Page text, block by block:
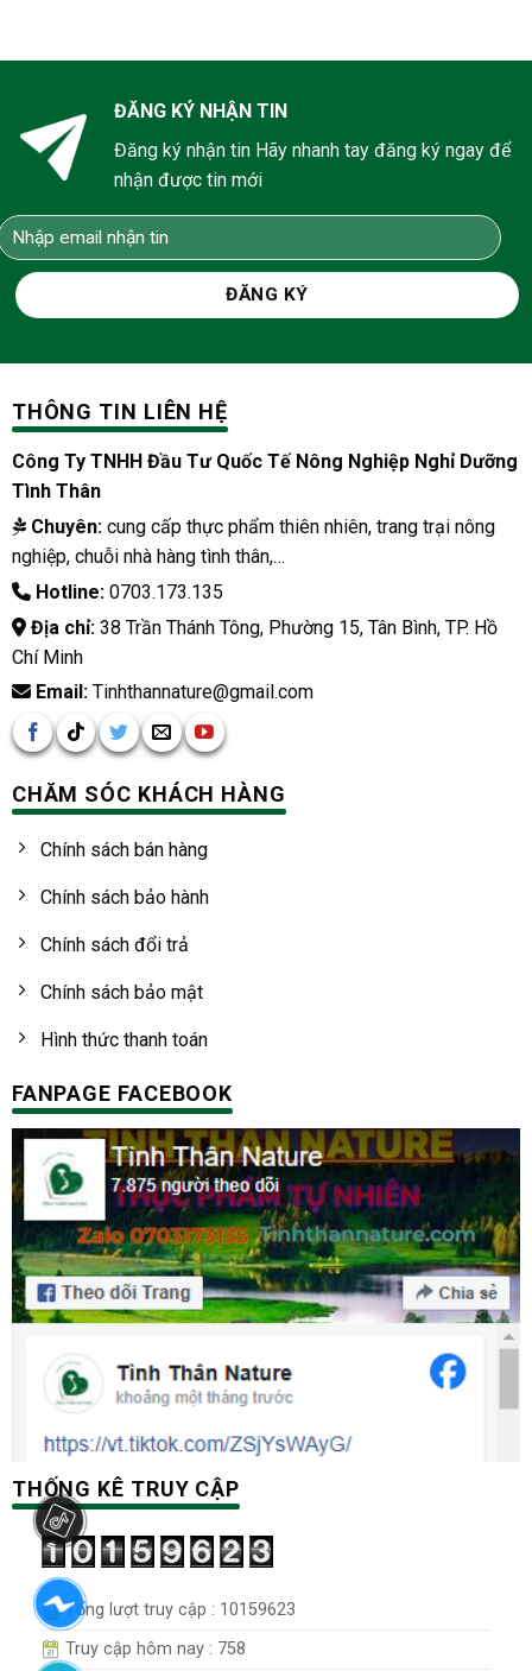
ĐĂNG KÝ NHẬN TIN
Đăng ký nhận tin Hãy nhanh tay đăng ký ngay để
nhận được tin mới
THÔNG TIN LIÊN HỆ
Công Ty TNHH Đầu Tư Quốc Tế Nông Nghiệp Nghỉ Dưỡng
Tình Thân
Chuyên:cung cấp thực phẩm thiên nhiên, trang trại nông
nghiệp, chuỗi nhà hàng tình thân,…
Hotline:0703.173.135
Địa chỉ:38 Trần Thánh Tông, Phường 15, Tân Bình, TP. Hồ
Chí Minh
Email:Tinhthannature@gmail.com
CHĂM SÓC KHÁCH HÀNG
Chính sách bán hàng
Chính sách bảo hành
Chính sách đổi trả
Chính sách bảo mật
Hình thức thanh toán
FANPAGE FACEBOOK
THỐNG KÊ TRUY CẬP
Tổng lượt truy cập : 10159623
Truy cập hôm nay : 758